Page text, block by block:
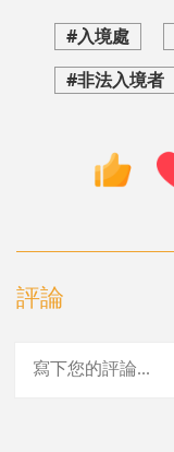
#入境處
#非法入境者
評論